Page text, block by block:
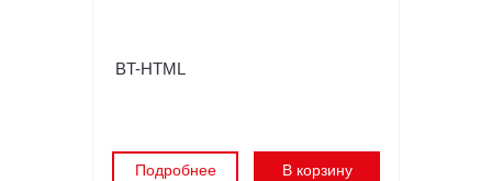
BT-HTML
Подробнее В корзину